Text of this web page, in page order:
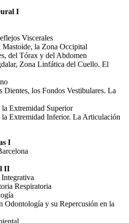
I
Viscerales
la Zona Occipital
del Tórax y del Abdomen
Zona Linfática del Cuello. El
Dientes, los Fondos Vestibulares. La
Extremidad Superior
Extremidad Inferior. La Articulación
I
II
Respiratoria
Odontología y su Repercusión en la